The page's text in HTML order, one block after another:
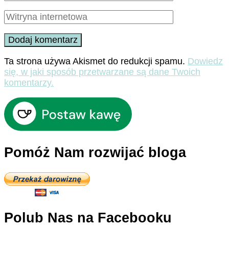
Ta strona używa Akismet do redukcji spamu. Dowiedz
się, w jaki sposób przetwarzane są dane Twoich
komentarzy.
Pomóż Nam rozwijać bloga
Polub Nas na Facebooku